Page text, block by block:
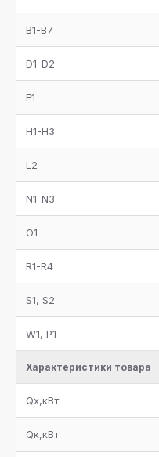
B1-B7
D1-D2
F1
H1-H3
L2
N1-N3
O1
R1-R4
S1, S2
W1, P1
Характеристики товара
Qx,кВт
Qк,кВт